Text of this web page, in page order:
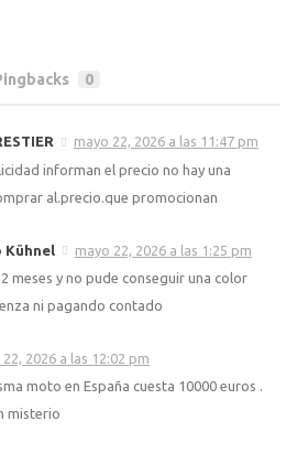
0
mayo 22, 2026 a las 11:47 pm
informan el precio no hay una
al.precio.que promocionan
Kühnel
mayo 22, 2026 a las 1:25 pm
meses y no pude conseguir una color
ni pagando contado
2026 a las 12:02 pm
moto en España cuesta 10000 euros .
misterio